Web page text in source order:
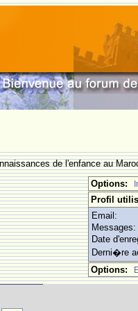
de l'enfance au
Options:
Profil
Email:
Messages:
Date
Derni�re
Options: